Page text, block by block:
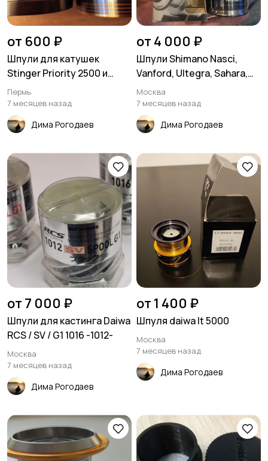
от 600 ₽
Шпули для катушек
Stinger Priority 2500 и
Trinergy
Пермь
7 месяцев назад
Дима Рогодаев
от 4 000 ₽
Шпули Shimano Nasci,
Vanford, Ultegra, Sahara,
Sta
Москва
7 месяцев назад
Дима Рогодаев
от 7 000 ₽
Шпули для кастинга Daiwa
RCS / SV / G1 1016 -1012-
Москва
7 месяцев назад
Дима Рогодаев
от 1 400 ₽
Шпуля daiwa lt 5000
Москва
7 месяцев назад
Дима Рогодаев